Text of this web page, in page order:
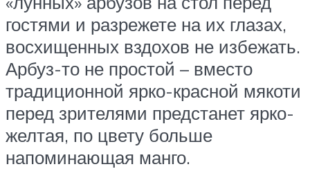
гостями и разрежете на их глазах,
восхищенных вздохов не избежать.
Арбуз-то не простой – вместо
традиционной ярко-красной мякоти
перед зрителями предстанет ярко-
желтая, по цвету больше
напоминающая манго.